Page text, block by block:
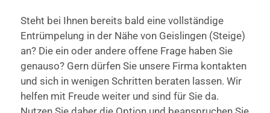
Steht bei Ihnen bereits bald eine vollständige
Entrümpelung in der Nähe von Geislingen (Steige)
an? Die ein oder andere offene Frage haben Sie
genauso? Gern dürfen Sie unsere Firma kontakten
und sich in wenigen Schritten beraten lassen. Wir
helfen mit Freude weiter und sind für Sie da.